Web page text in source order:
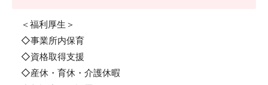
＜福利厚生＞
◇事業所内保育
◇資格取得支援
◇産休・育休・介護休暇